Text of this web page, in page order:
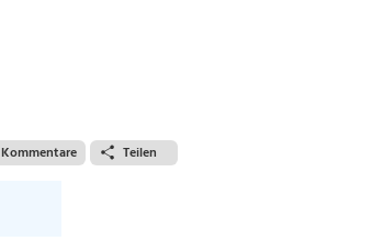
Kommentare Teilen